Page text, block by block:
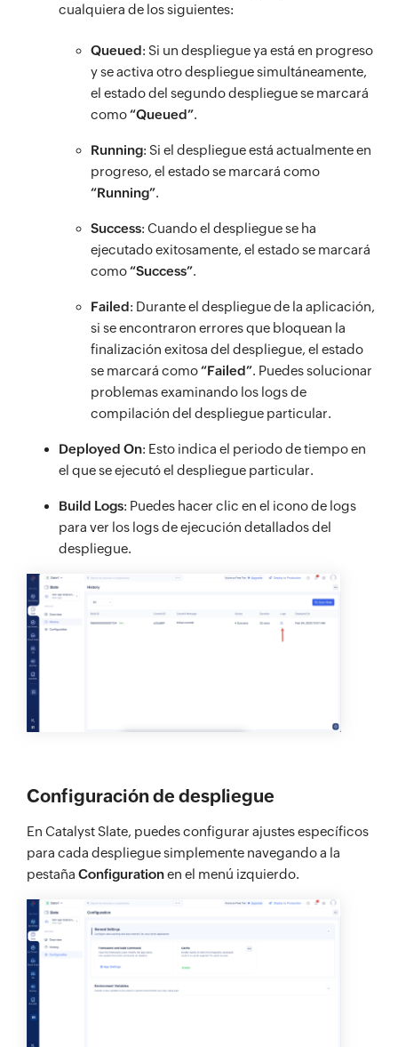
cualquiera de los siguientes:
Queued: Si un despliegue ya está en progreso
y se activa otro despliegue simultáneamente,
el estado del segundo despliegue se marcará
como“Queued”.
Running: Si el despliegue está actualmente en
progreso, el estado se marcará como
“Running”.
Success: Cuando el despliegue se ha
ejecutado exitosamente, el estado se marcará
como“Success”.
Failed: Durante el despliegue de la aplicación,
si se encontraron errores que bloquean la
finalización exitosa del despliegue, el estado
se marcará como“Failed”. Puedes solucionar
problemas examinando los logs de
compilación del despliegue particular.
Deployed On: Esto indica el periodo de tiempo en
el que se ejecutó el despliegue particular.
Build Logs: Puedes hacer clic en el icono de logs
para ver los logs de ejecución detallados del
despliegue.
Configuración de despliegue
En Catalyst Slate, puedes configurar ajustes específicos
para cada despliegue simplemente navegando a la
pestaña Configurationen el menú izquierdo.